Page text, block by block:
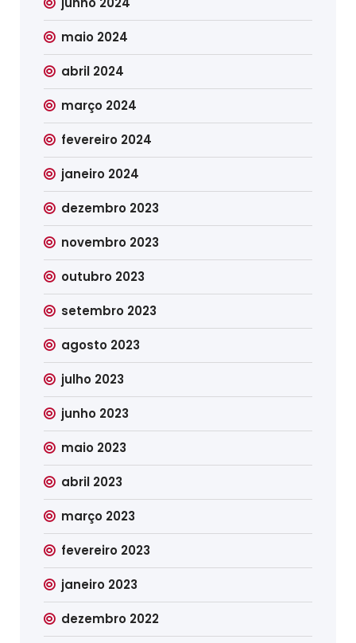
maio 2024
abril 2024
março 2024
fevereiro 2024
janeiro 2024
dezembro 2023
novembro 2023
outubro 2023
setembro 2023
agosto 2023
julho 2023
junho 2023
maio 2023
abril 2023
março 2023
fevereiro 2023
janeiro 2023
dezembro 2022